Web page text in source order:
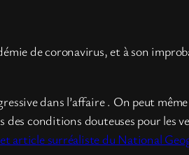
de coronavirus, et à son
dans l’affaire . On peut
conditions douteuses pour les
article surréaliste du National